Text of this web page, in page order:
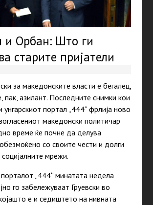
и Орбан: Што ги
старите пријатели
за македонските власти е бегалец,
пак, азилант. Последните снимки кои
унгарскиот портал „444“ фрлија ново
македонски политичар
време ќе почне да делува
со своите чести и долги
мрежи.
„444“ минатата недела
го забележуваат Груевски во
е и седиштето на нивната